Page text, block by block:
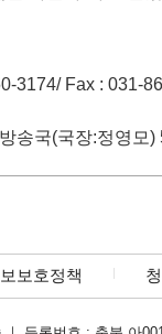
3174/ Fax : 031-
송국(국장:정영모
보호정책